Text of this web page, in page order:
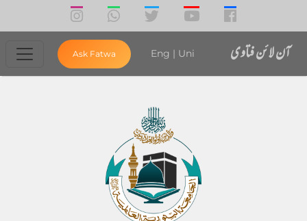
آن لائن فتاوی Eng|Uni
Ask Fatwa